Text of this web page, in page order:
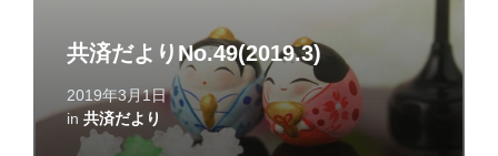
共済だよりNo.49(2019.3)
2019年3月1日
in 共済だより